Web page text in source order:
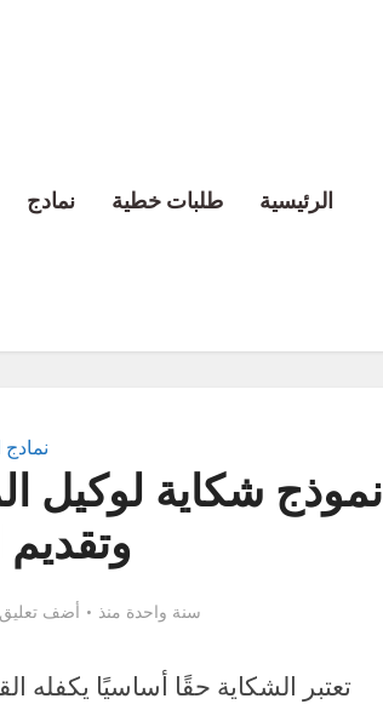
الرئيسية طلبات خطية نمادج
نموذج شكاية لوكيل
سنة واحدة منذ أضف تعليق
تعتبر الشكاية حقًا أساسيًا يكفله